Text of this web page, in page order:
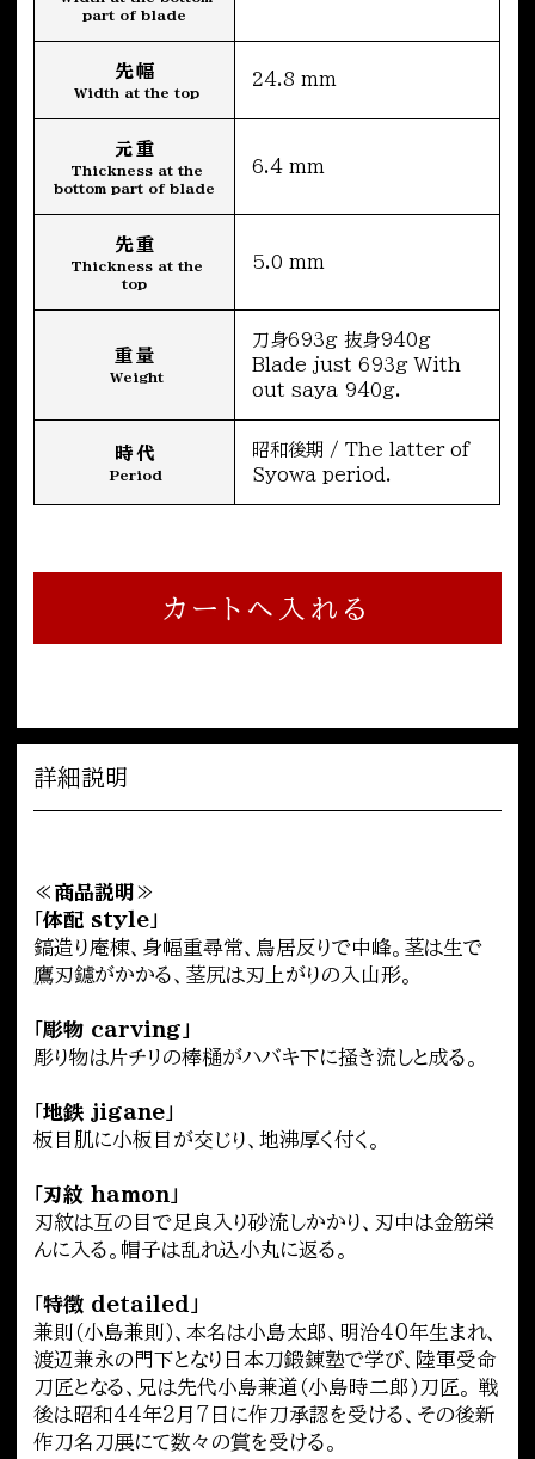
part of blade
先幅
Width at the top
24.8 mm
元重
Thickness at the
bottom part of blade
6.4 mm
先重
Thickness at the
top
5.0 mm
重量
Weight
刀身693g 抜身940g
Blade just 693g With
out saya 940g.
時代
Period
昭和後期 / The latter of
Syowa period.
カートへ入れる
詳細説明
≪商品説明≫
「体配 style」
鎬造り庵棟、身幅重尋常、鳥居反りで中峰。茎は生で
鷹刃鑢がかかる、茎尻は刃上がりの入山形。
「彫物 carving」
彫り物は片チリの棒樋がハバキ下に掻き流しと成る。
「地鉄 jigane」
板目肌に小板目が交じり、地沸厚く付く。
「刃紋 hamon」
刃紋は互の目で足良入り砂流しかかり、刃中は金筋栄
んに入る。帽子は乱れ込小丸に返る。
「特徴 detailed」
兼則（小島兼則）、本名は小島太郎、明治40年生まれ、
渡辺兼永の門下となり日本刀鍛錬塾で学び、陸軍受命
刀匠となる、兄は先代小島兼道（小島時二郎）刀匠。 戦
後は昭和44年2月7日に作刀承認を受ける、その後新
作刀名刀展にて数々の賞を受ける。